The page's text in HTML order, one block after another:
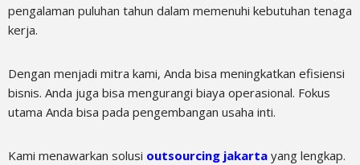
pengalaman puluhan tahun dalam memenuhi kebutuhan tenaga
kerja.
Dengan menjadi mitra kami, Anda bisa meningkatkan efisiensi
bisnis. Anda juga bisa mengurangi biaya operasional. Fokus
utama Anda bisa pada pengembangan usaha inti.
Kami menawarkan solusi outsourcing jakarta yang lengkap.